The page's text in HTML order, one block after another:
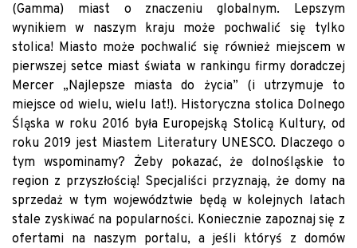
(Gamma) miast o znaczeniu globalnym. Lepszym
wynikiem w naszym kraju może pochwalić się tylko
stolica! Miasto może pochwalić się również miejscem w
pierwszej setce miast świata w rankingu firmy doradczej
Mercer „Najlepsze miasta do życia” (i utrzymuje to
miejsce od wielu, wielu lat!). Historyczna stolica Dolnego
Śląska w roku 2016 była Europejską Stolicą Kultury, od
roku 2019 jest Miastem Literatury UNESCO. Dlaczego o
tym wspominamy? Żeby pokazać, że dolnośląskie to
region z przyszłością! Specjaliści przyznają, że domy na
sprzedaż w tym województwie będą w kolejnych latach
stale zyskiwać na popularności. Koniecznie zapoznaj się z
ofertami na naszym portalu, a jeśli któryś z domów